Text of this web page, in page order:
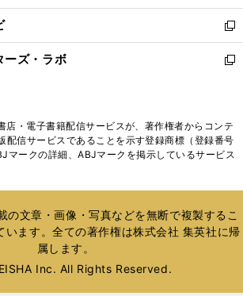
開
く
ウ
で
開
く
ン
ド
ウ
で
ウ
ィ
ン
ド
く
新
し
い
ド
ウ
で
ーズ・ラボ
新
ィ
ン
ド
開
く
店・電子書籍配信サービスが、著作権者からコンテ
配信サービスであることを示す登録商標（登録番号
マークの詳細、ABJマークを掲示しているサービス
の文章・画像・写真などを無断で複製するこ
います。全ての著作権は株式会社 集英社に帰
属します。
Inc. All Rights Reserved.